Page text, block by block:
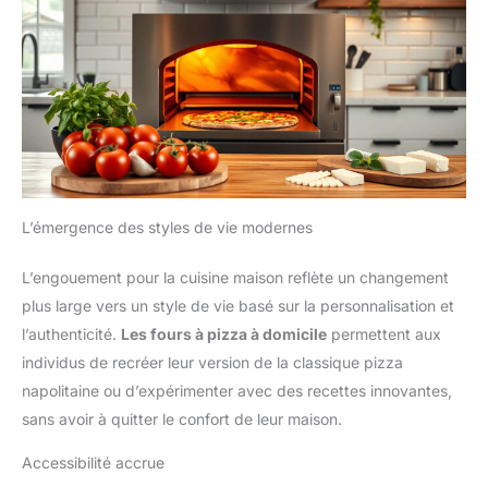
L’émergence des styles de vie modernes
L’engouement pour la cuisine maison reflète un changement
plus large vers un style de vie basé sur la personnalisation et
l’authenticité. Les fours à pizza à domicile permettent aux
individus de recréer leur version de la classique pizza
napolitaine ou d’expérimenter avec des recettes innovantes,
sans avoir à quitter le confort de leur maison.
Accessibilité accrue